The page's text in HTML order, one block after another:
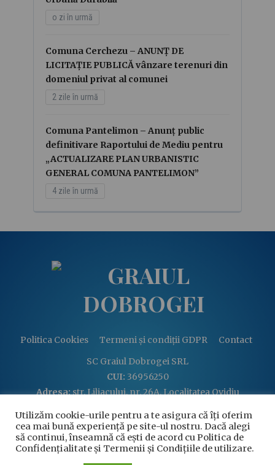
o zi în urmă
Comuna Cerchezu – ANUNȚ DE
LICITAȚIE PUBLICĂ vânzare terenuri din
domeniul privat al comunei
2 zile în urmă
Comuna Pantelimon – Anunț public
definitivare Raportului de Mediu pentru
„ACTUALIZARE PLAN URBANISTIC
GENERAL COMUNA PANTELIMON”
4 zile în urmă
Politica Cookies Termeni și condiții GDPR
Contact
SC Graiul Dobrogei SRL
CUI: 36956250
Adresa:str. Liliacului, nr. 26A, Localitatea Ovidiu
Telefon:+40 760 813 914
Utilizăm cookie-urile pentru a te asigura că îți oferim
cea mai bună experiență pe site-ul nostru. Dacă alegi
să continui, înseamnă că ești de acord cu Politica de
Confidențialitate și Termenii și Condițiile de utilizare.